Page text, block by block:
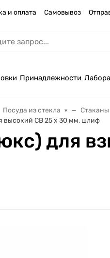
и оплата Самовывоз
Принадлежности
Посуда из стекла Стаканы
высокий СВ 25 х 30 мм, шлиф
для